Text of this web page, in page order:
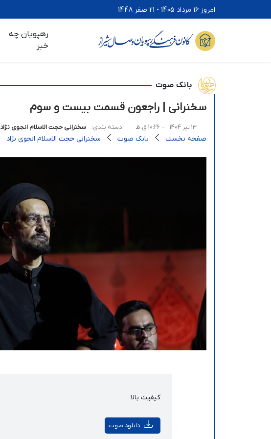
امروز 16 مرداد 1405 - 21 صفر 1448
رهپویان چه
خبر
بانک صوت
سخنرانی | راجعون قسمت بیست و سوم
13 تیر 1404 - 10:26 ق.ظ دسته بندی: سخنرانی حجت الاسلام انجوی نژاد
صفحه نخست بانک صوت سخنرانی حجت الاسلام انجوی نژاد
کیفیت بالا
دانلود صوت